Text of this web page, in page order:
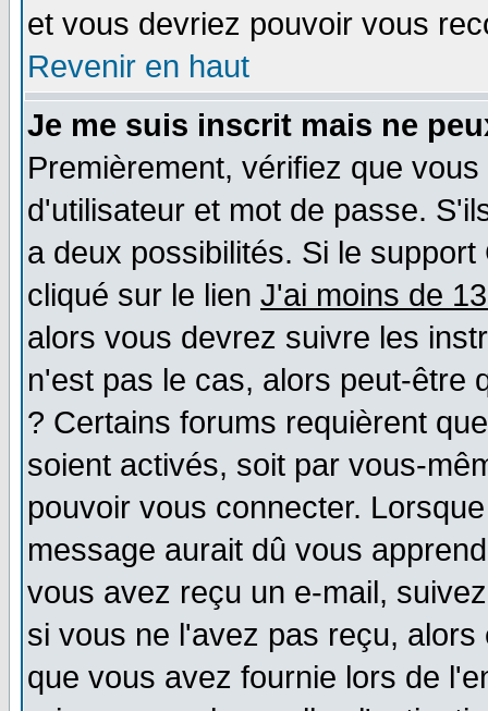
et vous devriez pouvoir vous
Revenir en haut
Je me suis inscrit mais ne
Premièrement, vérifiez que
d'utilisateur et mot de passe.
a deux possibilités. Si le
cliqué sur le lien J'ai moins de
alors vous devrez suivre les
n'est pas le cas, alors peut-être
? Certains forums requièrent
soient activés, soit par vous-
pouvoir vous connecter.
message aurait dû vous
vous avez reçu un e-mail,
si vous ne l'avez pas reçu,
que vous avez fournie lors de